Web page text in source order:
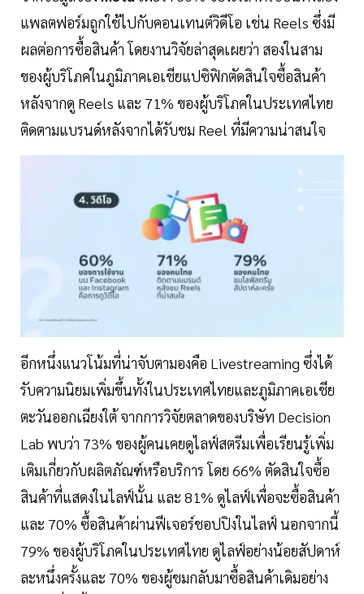
แพลตฟอร์มถูกใช้ไปกับคอนเทนต์วิดีโอ เช่น Reels ซึ่งมี
ผลต่อการซื้อสินค้า โดยงานวิจัยล่าสุดเผยว่า สองในสาม
ของผู้บริโภคในภูมิภาคเอเชียแปซิฟิกตัดสินใจซื้อสินค้า
หลังจากดู Reels และ 71% ของผู้บริโภคในประเทศไทย
ติดตามแบรนด์หลังจากได้รับชม Reel ที่มีความน่าสนใจ
อีกหนึ่งแนวโน้มที่น่าจับตามองคือ Livestreaming ซึ่งได้
รับความนิยมเพิ่มขึ้นทั้งในประเทศไทยและภูมิภาคเอเชีย
ตะวันออกเฉียงใต้ จากการวิจัยตลาดของบริษัท Decision
Lab พบว่า 73% ของผู้คนเคยดูไลฟ์สตรีมเพื่อเรียนรู้เพิ่ม
เติมเกี่ยวกับผลิตภัณฑ์หรือบริการ โดย 66% ตัดสินใจซื้อ
สินค้าที่แสดงในไลฟ์นั้น และ 81% ดูไลฟ์เพื่อจะซื้อสินค้า
และ 70% ซื้อสินค้าผ่านฟีเจอร์ชอปปิงในไลฟ์ นอกจากนี้
79% ของผู้บริโภคในประเทศไทย ดูไลฟ์อย่างน้อยสัปดาห์
ละหนึ่งครั้งและ 70% ของผู้ชมกลับมาซื้อสินค้าเดิมอย่าง